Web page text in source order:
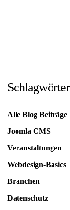
Schlagwörter
Alle Blog Beiträge
Joomla CMS
Veranstaltungen
Webdesign-Basics
Branchen
Datenschutz